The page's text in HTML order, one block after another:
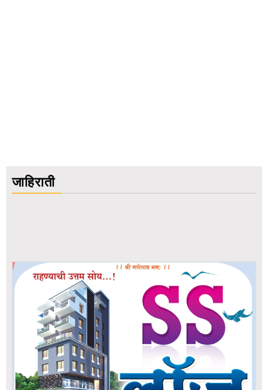
जाहिराती